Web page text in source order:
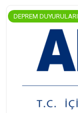
DEPREM DUYURULARI